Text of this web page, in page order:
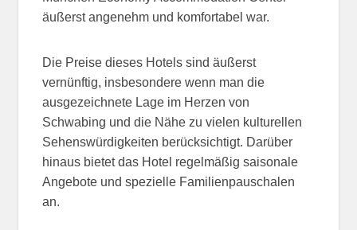
äußerst angenehm und komfortabel war.
Die Preise dieses Hotels sind äußerst
vernünftig, insbesondere wenn man die
ausgezeichnete Lage im Herzen von
Schwabing und die Nähe zu vielen kulturellen
Sehenswürdigkeiten berücksichtigt. Darüber
hinaus bietet das Hotel regelmäßig saisonale
Angebote und spezielle Familienpauschalen
an.